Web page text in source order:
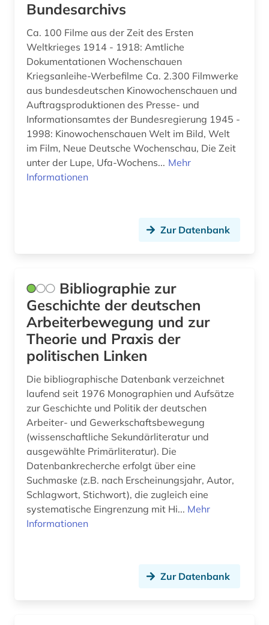
politisches plakat (2)
portal &lt;internet&gt; (1)
portal <internet> (1)
post (1)
potsdam (1)
presse (3)
professor (1)
quelle (6)
recht (1)
rechtsradikalismus (2)
rede (1)
regionalbibliografie (1)
rektor (1)
restitution (1)
sachsen (1)
schallaufzeichnung (1)
schloss friedenstein (gotha) (1)
schmalfilm (2)
schrift (1)
schutzbau (1)
Bundesarchivs
Ca. 100 Filme aus der Zeit des Ersten
Weltkrieges 1914 - 1918: Amtliche
Dokumentationen Wochenschauen
Kriegsanleihe-Werbefilme Ca. 2.300 Filmwerke
aus bundesdeutschen Kinowochenschauen und
Auftragsproduktionen des Presse- und
Informationsamtes der Bundesregierung 1945 -
1998: Kinowochenschauen Welt im Bild, Welt
im Film, Neue Deutsche Wochenschau, Die Zeit
unter der Lupe, Ufa-Wochens... Mehr
Informationen
Zur Datenbank
Bibliographie zur
Geschichte der deutschen
Arbeiterbewegung und zur
Theorie und Praxis der
politischen Linken
Die bibliographische Datenbank verzeichnet
laufend seit 1976 Monographien und Aufsätze
zur Geschichte und Politik der deutschen
Arbeiter- und Gewerkschaftsbewegung
(wissenschaftliche Sekundärliteratur und
ausgewählte Primärliteratur). Die
Datenbankrecherche erfolgt über eine
Suchmaske (z.B. nach Erscheinungsjahr, Autor,
Schlagwort, Stichwort), die zugleich eine
systematische Eingrenzung mit Hi... Mehr
Informationen
Zur Datenbank